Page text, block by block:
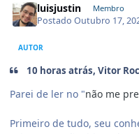
luisjustin Membro
PostadoOutubro 17,
AUTOR
10 horas atrás, Vitor
Parei de ler no "não me
Primeiro de tudo, seu